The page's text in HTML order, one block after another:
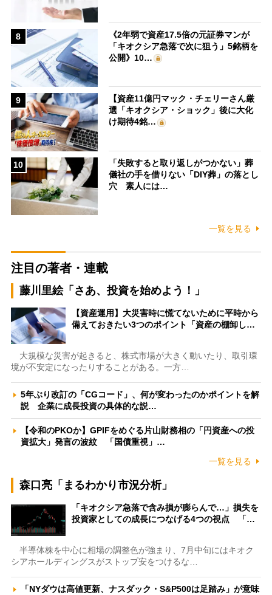
8
《2年弱で資産17.5倍の元証券マンが
「キオクシア急落で次に狙う」5銘柄を
公開》10…
9
【資産11億円マック・チェリーさん厳
選「キオクシア・ショック」後に大化
け期待4銘…
10
「失敗すると取り返しがつかない」葬
儀社の手を借りない「DIY葬」の落とし
穴 素人には…
一覧を見る
注目の著者・連載
藤川里絵「さあ、投資を始めよう！」
【資産運用】大災害時に慌てないために平時から
備えておきたい3つのポイント「資産の棚卸し…
大規模な災害が起きると、株式市場が大きく動いたり、取引環
境が不安定になったりすることがある。一方…
5年ぶり改訂の「CGコード」、何が変わったのかポイントを解
説 企業に成長投資の具体的な説…
【令和のPKOか】GPIFをめぐる片山財務相の「円資産への投
資拡大」発言の波紋 「国債重視」…
一覧を見る
森口亮「まるわかり市況分析」
「キオクシア急落で含み損が膨らんで…」損失を
投資家としての成長につなげる4つの視点 「…
半導体株を中心に相場の調整色が強まり、7月中旬にはキオク
シアホールディングスがストップ安をつけるな…
「NYダウは高値更新、ナスダック・S&P500は足踏み」が意味